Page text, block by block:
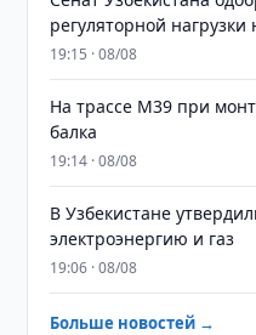
регуляторной нагрузки
19:15 · 08/08
На трассе M39 при
балка
19:14 · 08/08
В Узбекистане
электроэнергию и газ
19:06 · 08/08
Больше новостей →